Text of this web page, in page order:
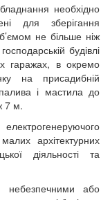
необхідно
для зберігання
не більше ніж
будівлі
гаражах, в окремо
на присадибній
палива і мастила до
7 м.
архітектурних
діяльності та
небезпечними або